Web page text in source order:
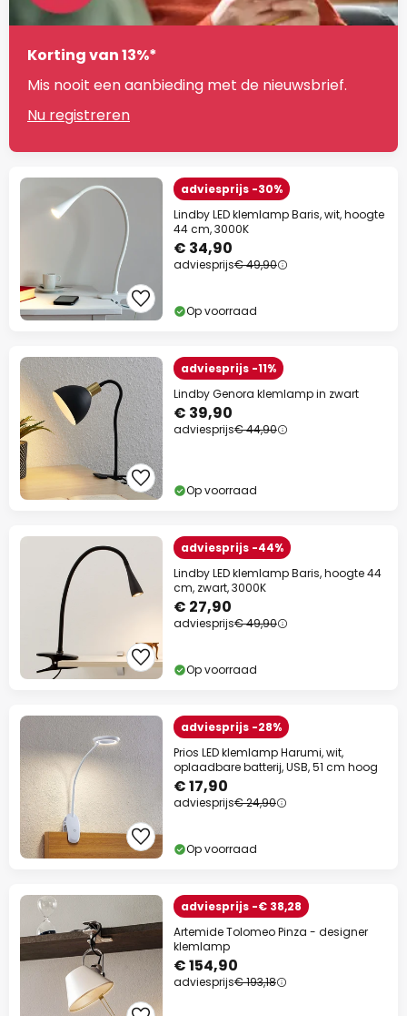
Korting van 13%*
Mis nooit een aanbieding met de nieuwsbrief.
Nu registreren
adviesprijs -30%
Lindby LED klemlamp Baris, wit, hoogte
44 cm, 3000K
€ 34,90
adviesprijs€ 49,90
Op voorraad
adviesprijs -11%
Lindby Genora klemlamp in zwart
€ 39,90
adviesprijs€ 44,90
Op voorraad
adviesprijs -44%
Lindby LED klemlamp Baris, hoogte 44
cm, zwart, 3000K
€ 27,90
adviesprijs€ 49,90
Op voorraad
adviesprijs -28%
Prios LED klemlamp Harumi, wit,
oplaadbare batterij, USB, 51 cm hoog
€ 17,90
adviesprijs€ 24,90
Op voorraad
adviesprijs -€ 38,28
Artemide Tolomeo Pinza - designer
klemlamp
€ 154,90
adviesprijs€ 193,18